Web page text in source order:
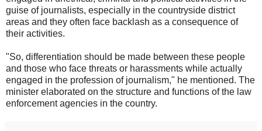
guise of journalists, especially in the countryside district
areas and they often face backlash as a consequence of
their activities.
"So, differentiation should be made between these people
and those who face threats or harassments while actually
engaged in the profession of journalism," he mentioned. The
minister elaborated on the structure and functions of the law
enforcement agencies in the country.